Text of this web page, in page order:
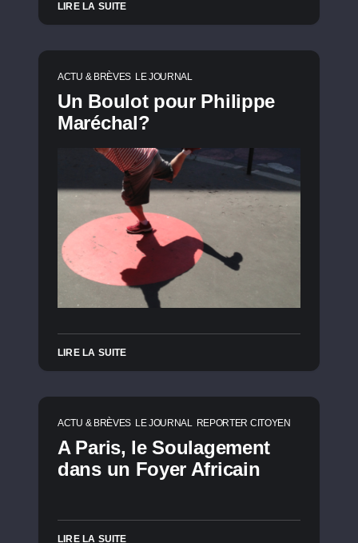
LIRE LA SUITE
ACTU & BRÈVES LE JOURNAL
Un Boulot pour Philippe
Maréchal?
LIRE LA SUITE
ACTU & BRÈVES LE JOURNAL REPORTER CITOYEN
A Paris, le Soulagement
dans un Foyer Africain
LIRE LA SUITE